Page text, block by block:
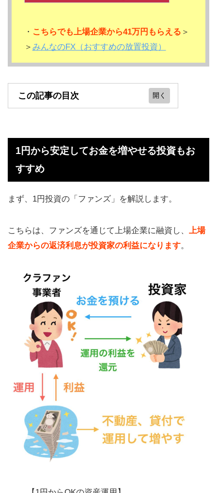
・ こちらでも上場企業から41万円もらえる ＞
＞ みんなのFX（おすすめの放置投資）
この記事の目次
もおすすめ
投資資金をカンタンにつくる方法
放置OK！知識も不要でカンタンに稼
ソーシャルレンディング（1万円から
1円から安定してお金を増やせる投資もお
すすめ
まず、1円投資の「ファンズ」を解説します。
こちらは、ファンズを通じて上場企業に融資し、 上場
企業からの返済利息が投資家の利益になります。